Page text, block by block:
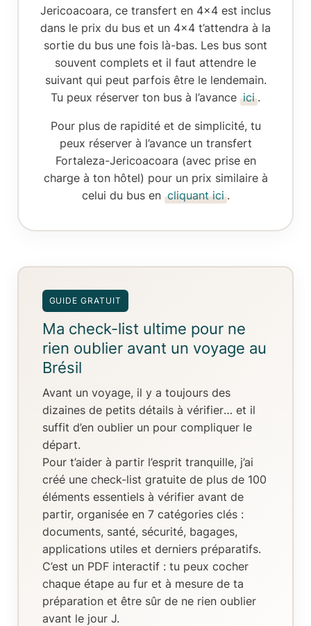
Jericoacoara, ce transfert en 4×4 est inclus
dans le prix du bus et un 4×4 t’attendra à la
sortie du bus une fois là-bas. Les bus sont
souvent complets et il faut attendre le
suivant qui peut parfois être le lendemain.
Tu peux réserver ton bus à l’avance ici .
Pour plus de rapidité et de simplicité, tu
peux réserver à l’avanceun transfert
Fortaleza-Jericoacoara (avec prise en
charge à ton hôtel) pour un prix similaire à
celui du bus en cliquant ici .
GUIDE GRATUIT
Ma check-list ultime pour ne
rien oublier avant un voyage au
Brésil
Avant un voyage, il y a toujours des
dizaines de petits détails à vérifier… et il
suffit d’en oublier un pour compliquer le
départ.
Pour t’aider à partir l’esprit tranquille, j’ai
créé une check-list gratuite de plus de 100
éléments essentielsà vérifier avant de
partir, organisée en 7 catégories clés:
documents, santé, sécurité, bagages,
applications utiles et derniers préparatifs.
C’est un PDF interactif: tu peux cocher
chaque étape au fur et à mesure de ta
préparationet être sûr de ne rien oublier
avant le jour J.